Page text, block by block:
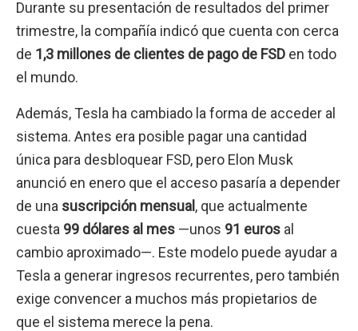
Durante su presentación de resultados del primer
trimestre, la compañía indicó que cuenta con cerca
de 1,3 millones de clientes de pago de FSD en todo
el mundo.
Además, Tesla ha cambiado la forma de acceder al
sistema. Antes era posible pagar una cantidad
única para desbloquear FSD, pero Elon Musk
anunció en enero que el acceso pasaría a depender
de una suscripción mensual , que actualmente
cuesta 99 dólares al mes —unos 91 euros al
cambio aproximado—. Este modelo puede ayudar a
Tesla a generar ingresos recurrentes, pero también
exige convencer a muchos más propietarios de
que el sistema merece la pena.